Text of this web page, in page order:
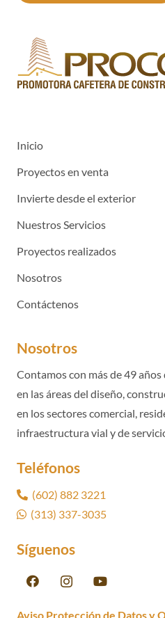
Inicio
Proyectos en venta
Invierte desde el exterior
Nuestros Servicios
Proyectos realizados
Nosotros
Contáctenos
Nosotros
Contamos con más de 49
en las áreas del diseño,
en los sectores comercial,
infraestructura vial y de
Teléfonos
(602) 882 3221
(313) 337-3035
Síguenos
Aviso Protección de Datos y